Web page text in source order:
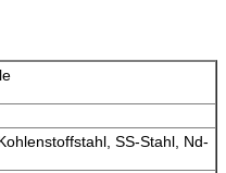
SS-Stahl, Nd-